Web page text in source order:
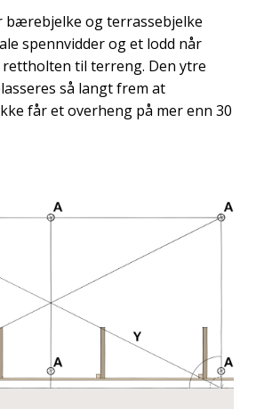
bærebjelke og terrassebjelke
spennvidder og et lodd når
til terreng. Den ytre
så langt frem at
får et overheng på mer enn 30